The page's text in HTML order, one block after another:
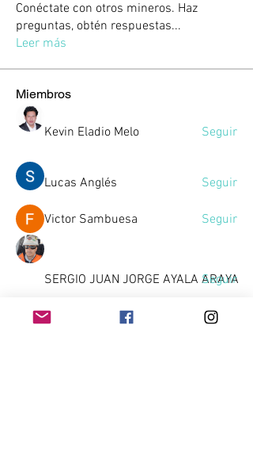
Conéctate con otros mineros. Haz
preguntas, obtén respuestas...
Leer más
Miembros
Kevin Eladio Melo Seguir
Lucas Anglés Seguir
Victor Sambuesa Seguir
SERGIO JUAN JORGE AYALA ARAYA
Seguir